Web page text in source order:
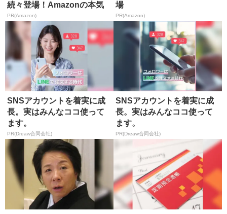
続々登場！Amazonの本気
が...
PR(Amazon)
場
PR(Amazon)
SNSアカウントを着実に成
長。実はみんなココ使って
ます。
PR(Dreaw合同会社)
SNSアカウントを着実に成
長。実はみんなココ使って
ます。
PR(Dreaw合同会社)